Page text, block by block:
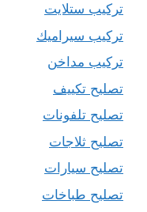
تركيب ستلايت
تركيب سيراميك
تركيب مداخن
تصليح تكييف
تصليح تلفونات
تصليح ثلاجات
تصليح سيارات
تصليح طباخات